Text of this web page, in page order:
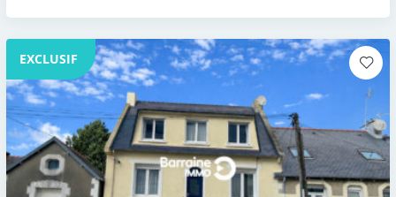
EXCLUSIF